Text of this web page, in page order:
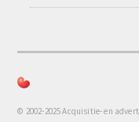
© 2002-2025 Acquisitie- en